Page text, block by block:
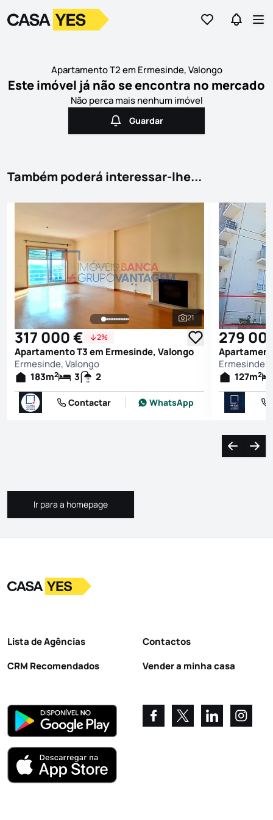
Ir para osIr para
LogoIr para a homepage
Apartamento T2 em Ermesinde, Valongo
Este imóvel já não se encontra no mercado
Não perca mais nenhum imóvel
Guardar
Guardar
Também poderá interessar-lhe...
Ver todas as
21
317 000 € 2%
Apartamento T3 em Ermesinde, Valongo
Ermesinde, Valongo
183m2 3 2
Contactar WhatsApp
279
Ermesinde,
127m2
Ir para a homepage
Ir para a homepage
LogoIr para a homepage
Lista de Agências
CRM Recomendados
Contactos
Vender a minha casa